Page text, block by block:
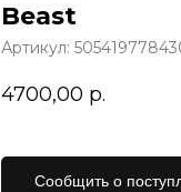
Beast
Артикул:
4700,00 р.
Сообщить о